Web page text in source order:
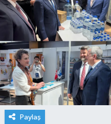
Paylaş